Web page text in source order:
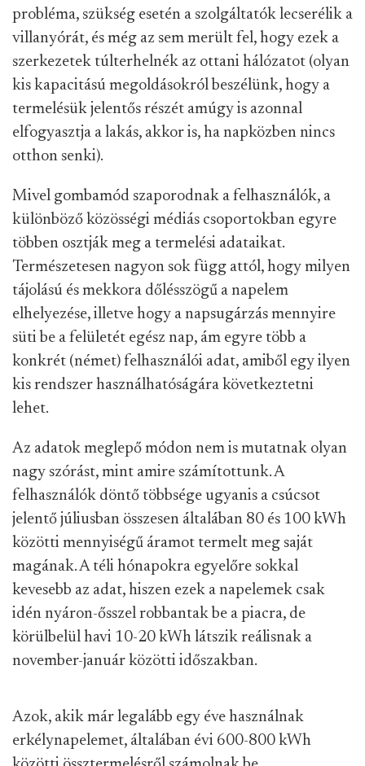
probléma, szükség esetén a szolgáltatók lecserélik a
villanyórát, és még az sem merült fel, hogy ezek a
szerkezetek túlterhelnék az ottani hálózatot (olyan
kis kapacitású megoldásokról beszélünk, hogy a
termelésük jelentős részét amúgy is azonnal
elfogyasztja a lakás, akkor is, ha napközben nincs
otthon senki).
Mivel gombamód szaporodnak a felhasználók, a
különböző közösségi médiás csoportokban egyre
többen osztják meg a termelési adataikat.
Természetesen nagyon sok függ attól, hogy milyen
tájolású és mekkora dőlésszögű a napelem
elhelyezése, illetve hogy a napsugárzás mennyire
süti be a felületét egész nap, ám egyre több a
konkrét (német) felhasználói adat, amiből egy ilyen
kis rendszer használhatóságára következtetni
lehet.
Az adatok meglepő módon nem is mutatnak olyan
nagy szórást, mint amire számítottunk. A
felhasználók döntő többsége ugyanis a csúcsot
jelentő júliusban összesen általában 80 és 100 kWh
közötti mennyiségű áramot termelt meg saját
magának. A téli hónapokra egyelőre sokkal
kevesebb az adat, hiszen ezek a napelemek csak
idén nyáron-ősszel robbantak be a piacra, de
körülbelül havi 10-20 kWh látszik reálisnak a
november-január közötti időszakban.
Azok, akik már legalább egy éve használnak
erkélynapelemet, általában évi 600-800 kWh